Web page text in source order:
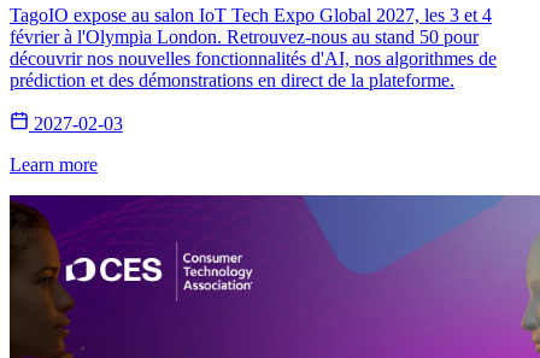
TagoIO expose au salon IoT Tech Expo Global 2027, les 3 et 4
février à l'Olympia London. Retrouvez-nous au stand 50 pour
découvrir nos nouvelles fonctionnalités d'AI, nos algorithmes de
prédiction et des démonstrations en direct de la plateforme.
2027-02-03
Learn more